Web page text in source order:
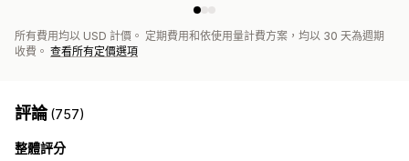
所有費用均以 USD 計價。 定期費用和依使用量計費方案，均以 30 天為週期
收費。 查看所有定價選項
評論(757)
整體評分